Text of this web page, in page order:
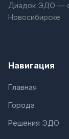
Диадок ЭДО —
Новосибирске
Навигация
Главная
Города
Решения ЭДО